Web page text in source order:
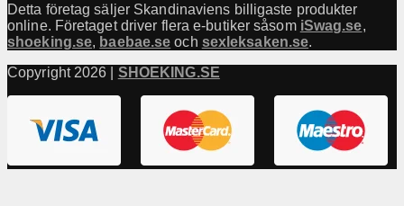
Detta företag säljer Skandinaviens billigaste produkter
online. Företaget driver flera e-butiker såsom iSwag.se,
shoeking.se, baebae.se och sexleksaken.se.
Copyright 2026 | SHOEKING.SE